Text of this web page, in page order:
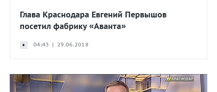
Глава Краснодара Евгений Первышов
посетил фабрику «Аванта»
04:43 | 29.06.2018